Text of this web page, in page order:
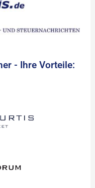
- Ihre Vorteile: